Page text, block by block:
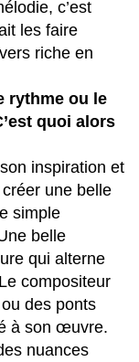
c’est
les faire
riche en
rythme ou le
quoi alors
inspiration et
une belle
simple
belle
qui alterne
compositeur
des ponts
à son œuvre.
nuances